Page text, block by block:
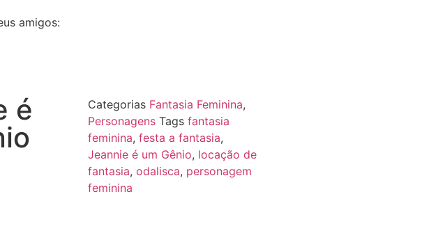
amigos:
é
Categorias Fantasia Feminina,
Personagens Tags fantasia
feminina, festa a fantasia,
Jeannie é um Gênio, locação de
fantasia, odalisca, personagem
feminina